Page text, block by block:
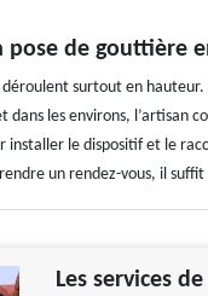
pose de gouttière
déroulent surtout en
dans les environs, l’artisan
installer le dispositif et le
un rendez-vous, il
Les services